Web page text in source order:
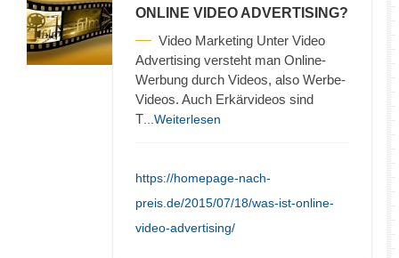
ONLINE VIDEO ADVERTISING?
Video Marketing Unter Video
Advertising versteht man Online-
Werbung durch Videos, also Werbe-
Videos. Auch Erkärvideos sind
T ...Weiterlesen
https://homepage-nach-
preis.de/2015/07/18/was-ist-online-
video-advertising/